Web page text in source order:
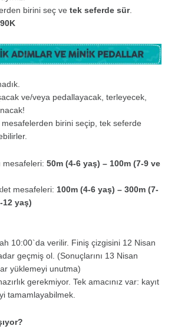
birini seç ve tek seferde sür.
ve/veya pedallayacak, terleyecek,
mesafelerden birini seçip, tek seferde
mesafeleri: 50m (4-6 yaş) – 100m (7-9 ve
mesafeleri: 100m (4-6 yaş) – 300m (7-
12 yaş)
10:00`da verilir. Finiş çizgisini 12 Nisan
geçmiş ol. (Sonuçlarını 13 Nisan
yüklemeyi unutma)
gerekmiyor. Tek amacınız var: kayıt
tamamlayabilmek.